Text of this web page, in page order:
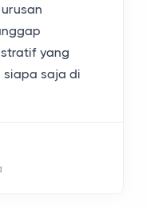
yang
saja di